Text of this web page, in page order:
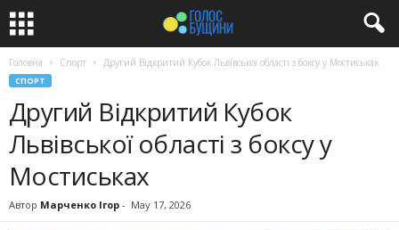
Головна Спорт Другий Відкритий Кубок Львівської області з боксу у Мостиськах
СПОРТ
Другий Відкритий Кубок
Львівської області з боксу у
Мостиськах
Автор Марченко Ігор - May 17, 2026